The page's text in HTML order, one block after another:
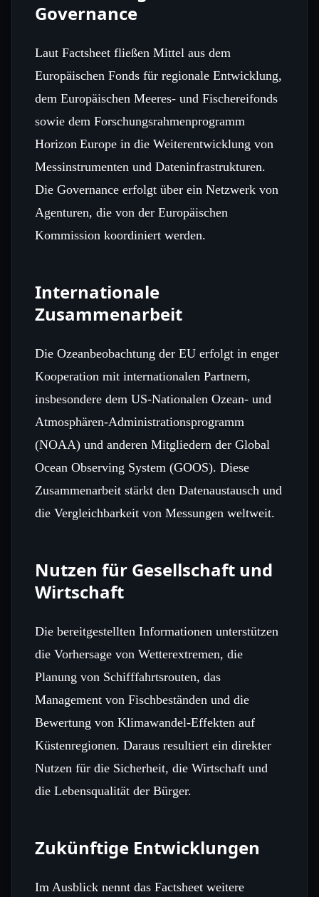
Governance
Laut Factsheet fließen Mittel aus dem
Europäischen Fonds für regionale Entwicklung,
dem Europäischen Meeres‑ und Fischereifonds
sowie dem Forschungsrahmenprogramm
Horizon Europe in die Weiterentwicklung von
Messinstrumenten und Dateninfrastrukturen.
Die Governance erfolgt über ein Netzwerk von
Agenturen, die von der Europäischen
Kommission koordiniert werden.
Internationale
Zusammenarbeit
Die Ozeanbeobachtung der EU erfolgt in enger
Kooperation mit internationalen Partnern,
insbesondere dem US‑Nationalen Ozean‑ und
Atmosphären‑Administrationsprogramm
(NOAA) und anderen Mitgliedern der Global
Ocean Observing System (GOOS). Diese
Zusammenarbeit stärkt den Datenaustausch und
die Vergleichbarkeit von Messungen weltweit.
Nutzen für Gesellschaft und
Wirtschaft
Die bereitgestellten Informationen unterstützen
die Vorhersage von Wetterextremen, die
Planung von Schifffahrtsrouten, das
Management von Fischbeständen und die
Bewertung von Klimawandel‑Effekten auf
Küstenregionen. Daraus resultiert ein direkter
Nutzen für die Sicherheit, die Wirtschaft und
die Lebensqualität der Bürger.
Zukünftige Entwicklungen
Im Ausblick nennt das Factsheet weitere